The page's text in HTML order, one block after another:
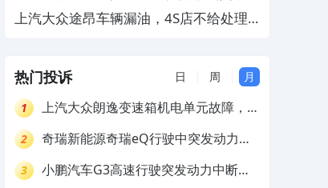
后置之不理
上汽大众途昂车辆漏油，4S店不给处理
热门投诉 日 周 月
1
上汽大众朗逸变速箱机电单元故障，厂
2
奇瑞新能源奇瑞eQ行驶中突发动力受
拒绝三电质保
3
小鹏汽车G3高速行驶突发动力中断，